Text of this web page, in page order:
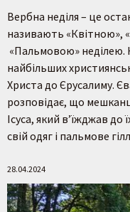
Вербна неділя – це
називають «Квітною»,
«Пальмовою» неділею.
найбільших
Христа до Єрусалиму.
розповідає, що
Ісуса, який в’їжджав до
свій одяг і пальмове
28.04.2024